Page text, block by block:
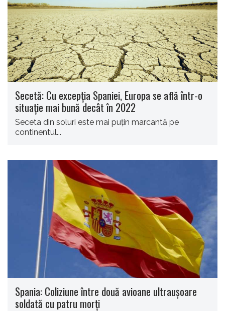
Secetă: Cu excepția Spaniei, Europa se află într-o
situație mai bună decât în 2022
Seceta din soluri este mai puţin marcantă pe
continentul...
Spania: Coliziune între două avioane ultrauşoare
soldată cu patru morţi